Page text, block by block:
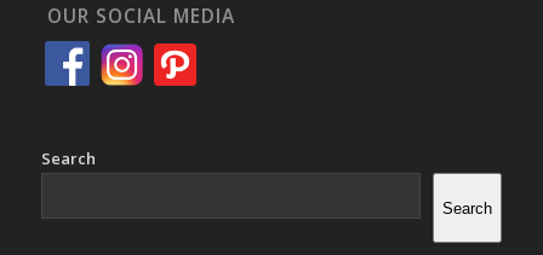
OUR SOCIAL MEDIA
Search
Search